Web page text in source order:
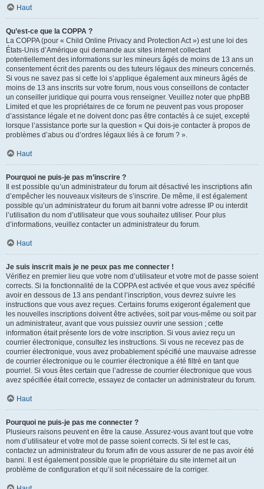
Haut
Qu’est-ce que la COPPA ?
La COPPA (pour « Child Online Privacy and Protection Act ») est une loi des
États-Unis d’Amérique qui demande aux sites internet collectant
potentiellement des informations sur les mineurs âgés de moins de 13 ans un
consentement écrit des parents ou des tuteurs légaux des mineurs concernés.
Si vous ne savez pas si cette loi s’applique également aux mineurs âgés de
moins de 13 ans inscrits sur votre forum, nous vous conseillons de contacter
un conseiller juridique qui pourra vous renseigner. Veuillez noter que phpBB
Limited et que les propriétaires de ce forum ne peuvent pas vous proposer
d’assistance légale et ne doivent donc pas être contactés à ce sujet, excepté
lorsque l’assistance porte sur la question « Qui dois-je contacter à propos de
problèmes d’abus ou d’ordres légaux liés à ce forum ? ».
Haut
Pourquoi ne puis-je pas m’inscrire ?
Il est possible qu’un administrateur du forum ait désactivé les inscriptions afin
d’empêcher les nouveaux visiteurs de s’inscrire. De même, il est également
possible qu’un administrateur du forum ait banni votre adresse IP ou interdit
l’utilisation du nom d’utilisateur que vous souhaitez utiliser. Pour plus
d’informations, veuillez contacter un administrateur du forum.
Haut
Je suis inscrit mais je ne peux pas me connecter !
Vérifiez en premier lieu que votre nom d’utilisateur et votre mot de passe soient
corrects. Si la fonctionnalité de la COPPA est activée et que vous avez spécifié
avoir en dessous de 13 ans pendant l’inscription, vous devrez suivre les
instructions que vous avez reçues. Certains forums exigeront également que
les nouvelles inscriptions doivent être activées, soit par vous-même ou soit par
un administrateur, avant que vous puissiez ouvrir une session ; cette
information était présente lors de votre inscription. Si vous aviez reçu un
courrier électronique, consultez les instructions. Si vous ne recevez pas de
courrier électronique, vous avez probablement spécifié une mauvaise adresse
de courrier électronique ou le courrier électronique a été filtré en tant que
pourriel. Si vous êtes certain que l’adresse de courrier électronique que vous
avez spécifiée était correcte, essayez de contacter un administrateur du forum.
Haut
Pourquoi ne puis-je pas me connecter ?
Plusieurs raisons peuvent en être la cause. Assurez-vous avant tout que votre
nom d’utilisateur et votre mot de passe soient corrects. Si tel est le cas,
contactez un administrateur du forum afin de vous assurer de ne pas avoir été
banni. Il est également possible que le propriétaire du site internet ait un
problème de configuration et qu’il soit nécessaire de la corriger.